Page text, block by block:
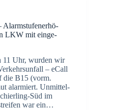
Alarm­stu­fen­er­hö­
LKW mit ein­ge­
11 Uhr, wur­den wir
– eCall
die B15 (vorm.
alar­miert. Unmit­tel­
Süd im
war ein…